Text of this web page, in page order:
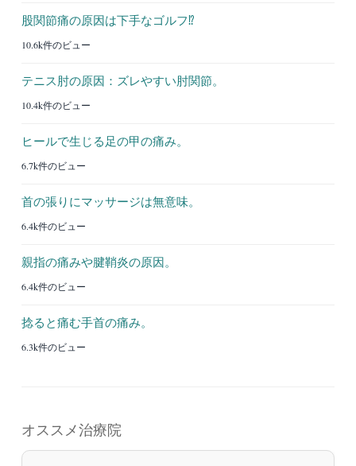
股関節痛の原因は下手なゴルフ⁉︎
10.6k件のビュー
テニス肘の原因：ズレやすい肘関節。
10.4k件のビュー
ヒールで生じる足の甲の痛み。
6.7k件のビュー
首の張りにマッサージは無意味。
6.4k件のビュー
親指の痛みや腱鞘炎の原因。
6.4k件のビュー
捻ると痛む手首の痛み。
6.3k件のビュー
オススメ治療院